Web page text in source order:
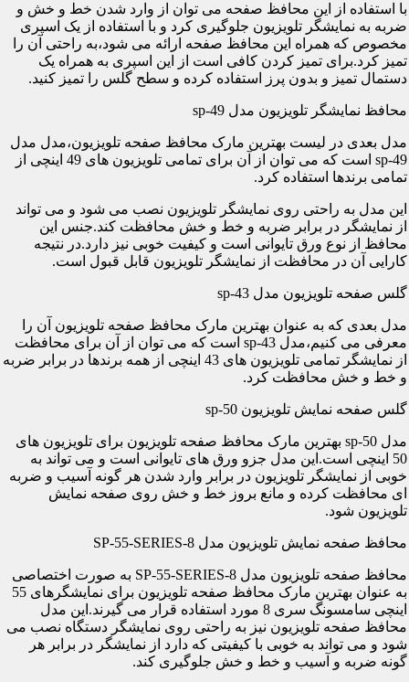
با استفاده از این محافظ صفحه می توان از وارد شدن خط و خش و
ضربه به نمایشگر تلویزیون جلوگیری کرد و با استفاده از یک اسپری
مخصوص که همراه این محافظ صفحه ارائه می شود،به راحتی آن را
تمیز کرد.برای تمیز کردن کافی است از این اسپری به همراه یک
دستمال تمیز و بدون پرز استفاده کرده و سطح گلس را تمیز کنید.
محافظ نمایشگر تلویزیون مدل sp-49
مدل بعدی در لیست بهترین مارک محافظ صفحه تلویزیون،مدل مدل
sp-49 است که می توان از آن برای تمامی تلویزیون های 49 اینچی از
تمامی برندها استفاده کرد.
این مدل به راحتی روی نمایشگر تلویزیون نصب می شود و می تواند
از نمایشگر در برابر ضربه و خط و خش محافظت کند.جنس این
محافظ از نوع ورق تایوانی است و کیفیت خوبی نیز دارد.در نتیجه
کارایی آن در محافظت از نمایشگر تلویزیون قابل قبول است.
گلس صفحه تلویزیون مدل sp-43
مدل بعدی که به عنوان بهترین مارک محافظ صفحه تلویزیون آن را
معرفی می کنیم،مدل sp-43 است که می توان از آن برای محافظت
از نمایشگر تمامی تلویزیون های 43 اینچی از همه برندها در برابر ضربه
و خط و خش محافظت کرد.
گلس صفحه نمایش تلویزیون sp-50
مدل sp-50 بهترین مارک محافظ صفحه تلویزیون برای تلویزیون های
50 اینچی است.این مدل جزو ورق های تایوانی است و می تواند به
خوبی از نمایشگر تلویزیون در برابر وارد شدن هر گونه آسیب و ضربه
ای محافظت کرده و مانع بروز خط و خش روی صفحه نمایش
تلویزیون شود.
محافظ صفحه نمایش تلویزیون مدل SP-55-SERIES-8
محافظ صفحه تلویزیون مدل SP-55-SERIES-8 به صورت اختصاصی
به عنوان بهترین مارک محافظ صفحه تلویزیون برای نمایشگرهای 55
اینچی سامسونگ سری 8 مورد استفاده قرار می گیرند.این مدل
محافظ صفحه تلویزیون نیز به راحتی روی نمایشگر دستگاه نصب می
شود و می تواند به خوبی با کیفیتی که دارد از نمایشگر در برابر هر
گونه ضربه و آسیب و خط و خش جلوگیری کند.